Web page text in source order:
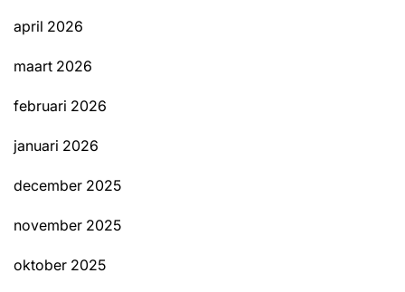
april 2026
maart 2026
februari 2026
januari 2026
december 2025
november 2025
oktober 2025